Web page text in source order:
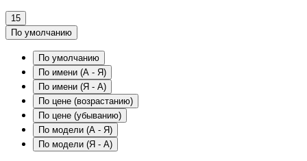
15
По умолчанию
По умолчанию
По имени (A - Я)
По имени (Я - A)
По цене (возрастанию)
По цене (убыванию)
По модели (A - Я)
По модели (Я - A)